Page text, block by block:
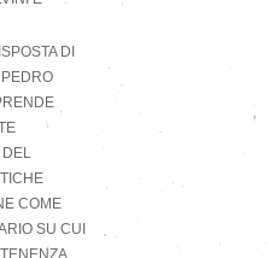
DI
DEL
COME
SU CUI